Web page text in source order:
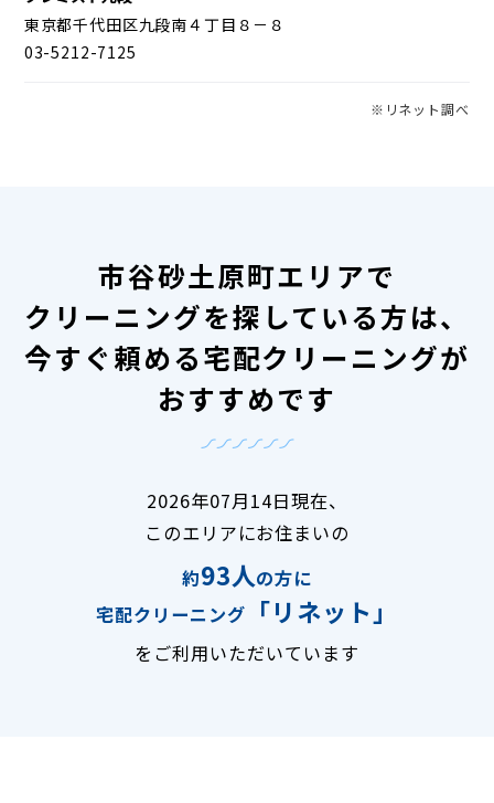
東京都千代田区九段南４丁目８－８
03-5212-7125
※リネット調べ
市谷砂土原町エリアで
クリーニングを探している方は、
今すぐ頼める宅配クリーニングが
おすすめです
2026年07月14日現在、
このエリアにお住まいの
約93人の方に
宅配クリーニング
「リネット」
をご利用いただいています